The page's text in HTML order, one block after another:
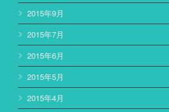
2015年9月
2015年7月
2015年6月
2015年5月
2015年4月